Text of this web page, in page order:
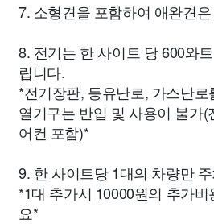
7. 소형견을 포함하여 애완견
8. 전기는 한 사이트 당 600와
립니다.
*전기장판, 등유난로, 가스난
열기구는 반입 및 사용이 불가(
어컨 포함)*
9. 한 사이트당 1대의 차량만
*1대 추가시 10000원의 추가
요*